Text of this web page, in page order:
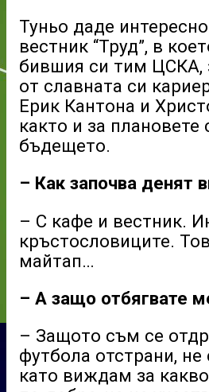
Туньо даде
вестник “Труд”, в
бившия си тим ЦСКА,
от славната си
Ерик Кантона и
както и за плановете
бъдещето.
– Как започва денят
– С кафе и вестник.
кръстословиците.
майтап…
– А защо отбягвате
– Защото съм се
футбола отстрани,
като виждам за